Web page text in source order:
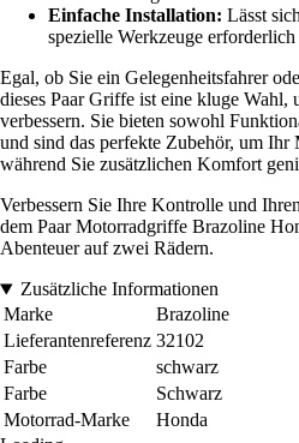
Einfache Installation: Lässt
spezielle Werkzeuge erforderlich
Egal, ob Sie ein Gelegenheitsfahrer
dieses Paar Griffe ist eine kluge Wahl,
verbessern. Sie bieten sowohl
und sind das perfekte Zubehör, um
während Sie zusätzlichen Komfort
Verbessern Sie Ihre Kontrolle und
dem Paar Motorradgriffe Brazoline
Abenteuer auf zwei Rädern.
Zusätzliche Informationen
Marke
Brazoline
Lieferantenreferenz 32102
Farbe
schwarz
Farbe
Schwarz
Motorrad-Marke
Honda